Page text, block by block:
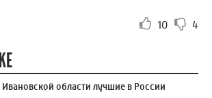
10 4
Ивановской области лучшие в России